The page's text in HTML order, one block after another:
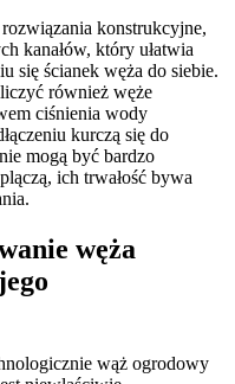
konstrukcyjne,
kanałów, który ułatwia
się ścianek węża do siebie.
również węże
ciśnienia wody
kurczą się do
mogą być bardzo
ich trwałość bywa
węża
wąż ogrodowy